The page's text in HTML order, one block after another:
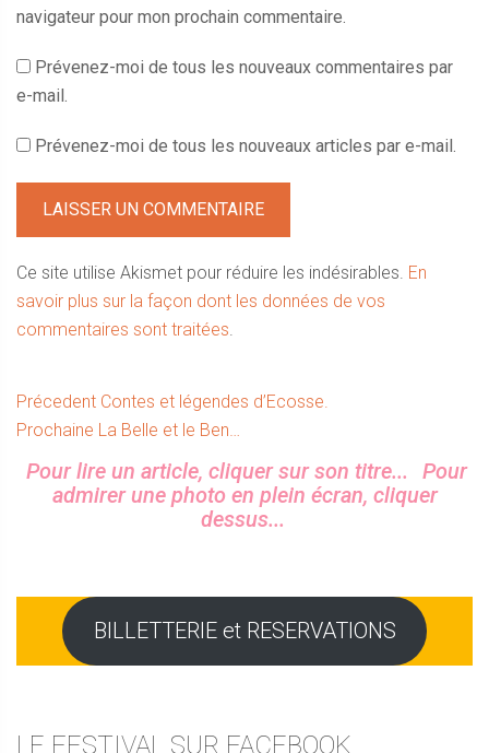
navigateur pour mon prochain commentaire.
Prévenez-moi de tous les nouveaux commentaires par
e-mail.
Prévenez-moi de tous les nouveaux articles par e-mail.
Ce site utilise Akismet pour réduire les indésirables. En
savoir plus sur la façon dont les données de vos
commentaires sont traitées.
Navigation
de
l’article
Précedent Article
précédent :
Contes et légendes d’Ecosse.
Prochaine Article
La Belle et le Ben…
Sidebar
Pour lire un article, cliquer sur son titre...
Pour
admirer une photo en plein écran, cliquer
dessus...
BILLETTERIE et RESERVATIONS
LE FESTIVAL SUR FACEBOOK